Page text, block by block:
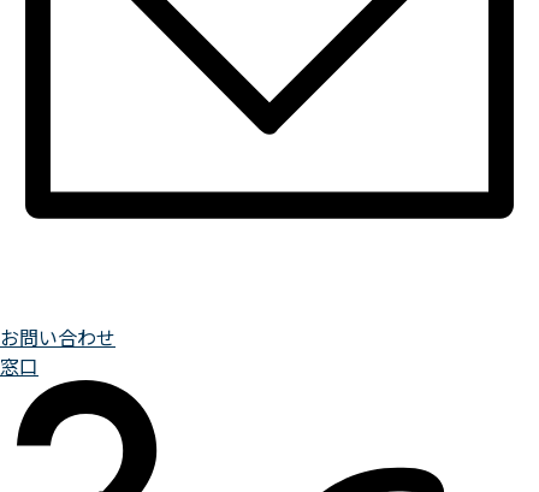
お問い合わせ
窓口